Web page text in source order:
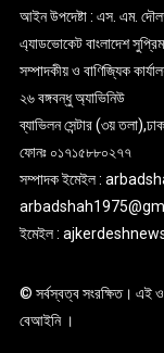
আইন উপদেষ্টা : এস. এম.
এ্যাডভোকেট বাংলাদেশ
সম্পাদকীয় ও বাণিজ্যিক
২৬ বঙ্গবন্ধু অ্যাভিনিউ
ব্যাভিলন সেন্টার (৩য়
ফোনঃ ০১৭১৫৮৮০২৭৭
সম্পাদক ইমেইল :
ইমেইল :
© সর্বস্বত্ব সংরক্ষিত। এই
বেআইনি ।